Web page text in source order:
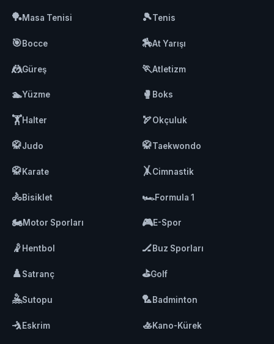
🏓Masa Tenisi 🎾Tenis
🎯Bocce 🏇At Yarışı
🤼Güreş 🏃Atletizm
🏊Yüzme 🥊 Boks
🏋️Halter 🏹Okçuluk
🥋Judo 🥋Taekwondo
🥋Karate 🤸Cimnastik
🚴Bisiklet 🏎️Formula 1
🏍️Motor Sporları 🎮E-Spor
🤾 Hentbol 🏒Buz Sporları
♟️Satranç ⛳Golf
🤽Sutopu 🏸Badminton
🤺Eskrim 🚣Kano-Kürek